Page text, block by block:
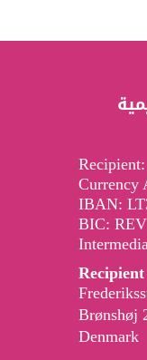
Currency
IBAN:
BIC:
Denmark